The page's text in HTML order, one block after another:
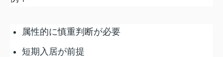
属性的に慎重判断が必要
短期入居が前提